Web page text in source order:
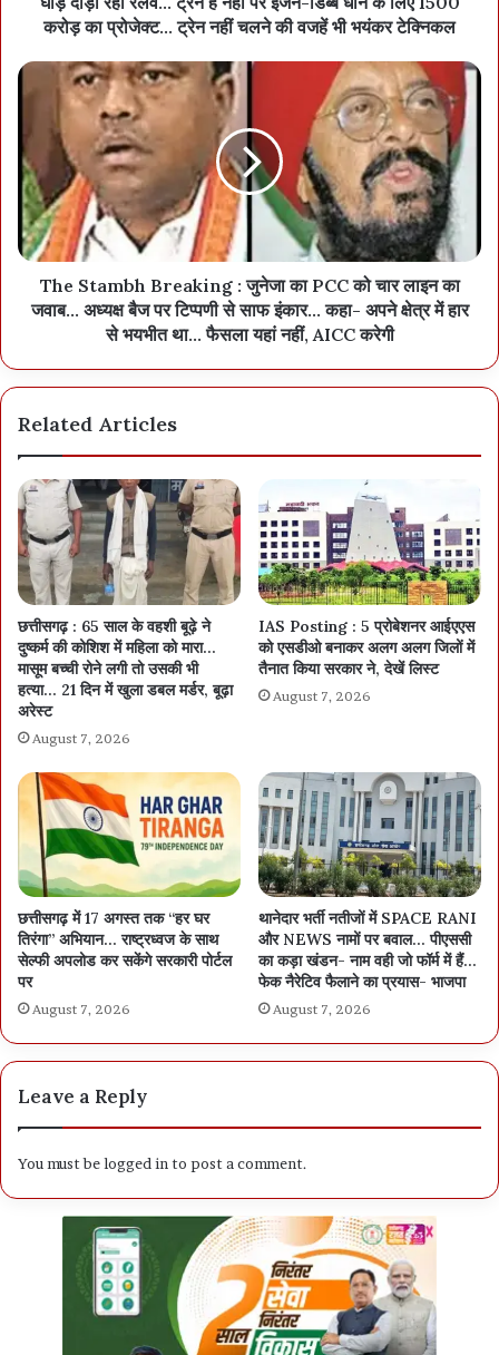
करोड़ का प्रोजेक्ट... ट्रेन नहीं चलने की वजहें भी भयंकर टेक्निकल
The Stambh Breaking : जुनेजा का PCC को चार लाइन का
जवाब... अध्यक्ष बैज पर टिप्पणी से साफ इंकार... कहा- अपने क्षेत्र में हार
से भयभीत था... फैसला यहां नहीं, AICC करेगी
Related Articles
छत्तीसगढ़ : 65 साल के वहशी बूढ़े ने
दुष्कर्म की कोशिश में महिला को मारा…
मासूम बच्ची रोने लगी तो उसकी भी
हत्या… 21 दिन में खुला डबल मर्डर, बूढ़ा
अरेस्ट
August 7, 2026
IAS Posting : 5 प्रोबेशनर आईएएस
को एसडीओ बनाकर अलग अलग जिलों में
तैनात किया सरकार ने, देखें लिस्ट
August 7, 2026
छत्तीसगढ़ में 17 अगस्त तक “हर घर
तिरंगा” अभियान… राष्ट्रध्वज के साथ
सेल्फी अपलोड कर सकेंगे सरकारी पोर्टल
पर
August 7, 2026
थानेदार भर्ती नतीजों में SPACE RANI
और NEWS नामों पर बवाल… पीएससी
का कड़ा खंडन- नाम वही जो फॉर्म में हैं…
फेक नैरेटिव फैलाने का प्रयास- भाजपा
August 7, 2026
Leave a Reply
You must belogged into post a comment.